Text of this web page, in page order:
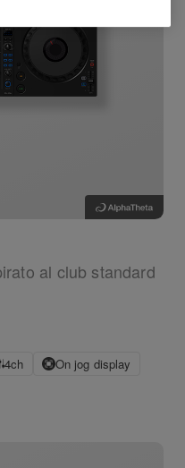
al club standard
4ch
On jog display